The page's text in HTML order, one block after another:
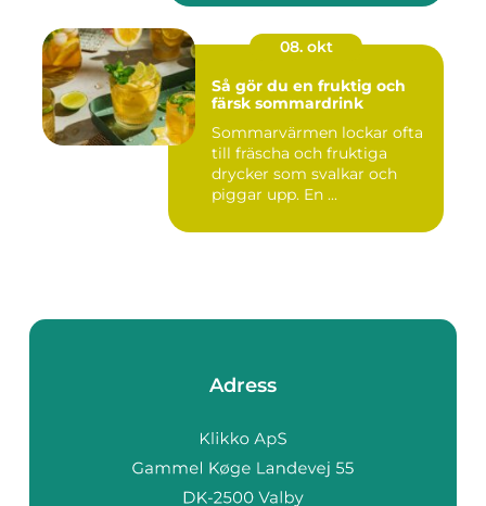
08. okt
Så gör du en fruktig och
färsk sommardrink
Sommarvärmen lockar ofta
till fräscha och fruktiga
drycker som svalkar och
piggar upp. En ...
Adress